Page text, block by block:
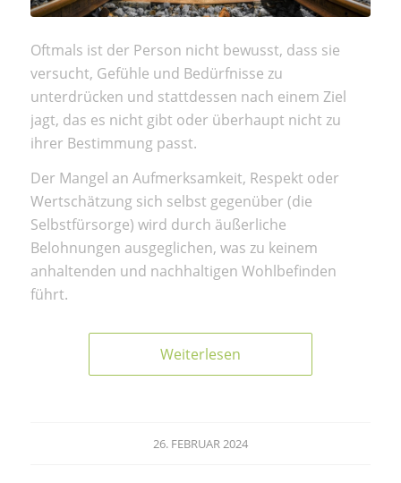
Oftmals ist der Person nicht bewusst, dass sie
versucht, Gefühle und Bedürfnisse zu
unterdrücken und stattdessen nach einem Ziel
jagt, das es nicht gibt oder überhaupt nicht zu
ihrer Bestimmung passt.
Der Mangel an Aufmerksamkeit, Respekt oder
Wertschätzung sich selbst gegenüber (die
Selbstfürsorge) wird durch äußerliche
Belohnungen ausgeglichen, was zu keinem
anhaltenden und nachhaltigen Wohlbefinden
führt.
Weiterlesen
26. FEBRUAR 2024